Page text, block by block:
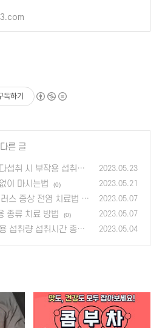
독하기
른 글
섭취 시 부작용 섭취량 2023.05.23
이 마시는법 (0) 2023.05.21
스 증상 전염 치료법 2023.05.07
종류 치료 방법 (0) 2023.05.07
섭취량 섭취시간 총정
2023.05.04